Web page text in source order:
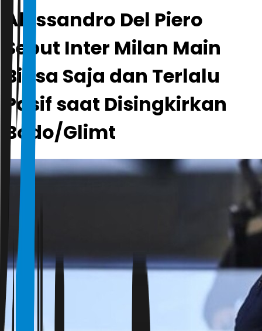
Alessandro Del Piero
Sebut Inter Milan Main
Biasa Saja dan Terlalu
Pasif saat Disingkirkan
Bodo/Glimt